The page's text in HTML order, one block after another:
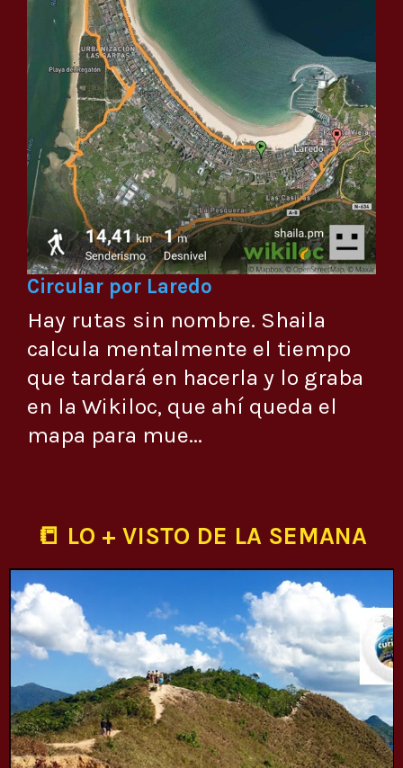
Circular por Laredo
Hay rutas sin nombre. Shaila
calcula mentalmente el tiempo
que tardará en hacerla y lo graba
en la Wikiloc, que ahí queda el
mapa para mue...
📒 LO + VISTO DE LA SEMANA